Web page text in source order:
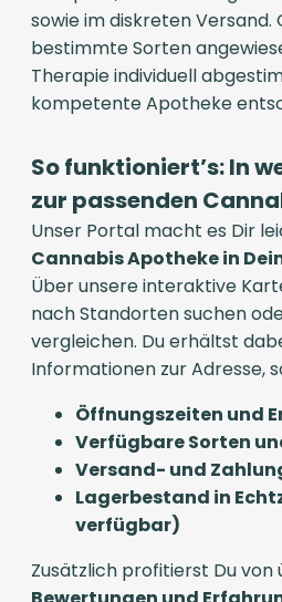
sowie im diskreten Versand.
bestimmte Sorten
Therapie individuell
kompetente Apotheke
So funktioniert’s: In
zur passenden
Unser Portal macht es Dir
Cannabis Apotheke in
Über unsere interaktive
nach Standorten suchen
vergleichen. Du erhältst
Informationen zur Adresse,
Öffnungszeiten und
Verfügbare Sorten
Versand- und
Lagerbestand in
verfügbar)
Zusätzlich profitierst Du von